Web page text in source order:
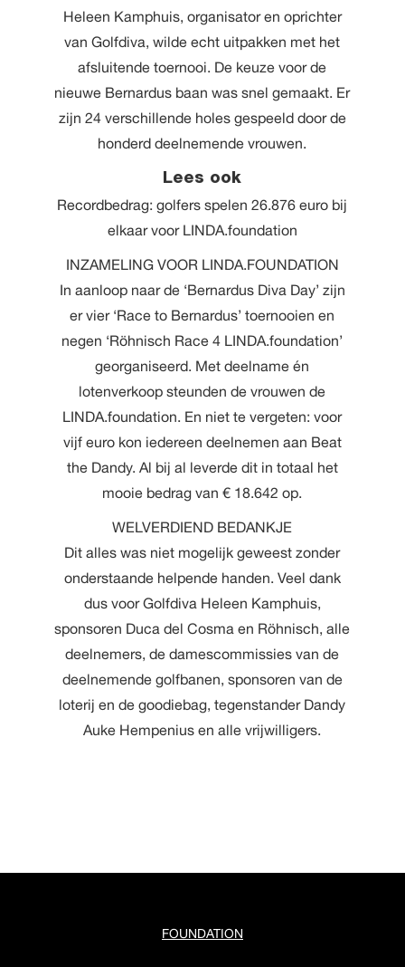
Heleen Kamphuis, organisator en oprichter
van Golfdiva, wilde echt uitpakken met het
afsluitende toernooi. De keuze voor de
nieuwe Bernardus baan was snel gemaakt. Er
zijn 24 verschillende holes gespeeld door de
honderd deelnemende vrouwen.
Lees ook
Recordbedrag: golfers spelen 26.876 euro bij
elkaar voor LINDA.foundation
INZAMELING VOOR LINDA.FOUNDATION
In aanloop naar de ‘Bernardus Diva Day’ zijn
er vier ‘Race to Bernardus’ toernooien en
negen ‘Röhnisch Race 4 LINDA.foundation’
georganiseerd. Met deelname én
lotenverkoop steunden de vrouwen de
LINDA.foundation. En niet te vergeten: voor
vijf euro kon iedereen deelnemen aan Beat
the Dandy. Al bij al leverde dit in totaal het
mooie bedrag van € 18.642 op.
WELVERDIEND BEDANKJE
Dit alles was niet mogelijk geweest zonder
onderstaande helpende handen. Veel dank
dus voor Golfdiva Heleen Kamphuis,
sponsoren Duca del Cosma en Röhnisch, alle
deelnemers, de damescommissies van de
deelnemende golfbanen, sponsoren van de
loterij en de goodiebag, tegenstander Dandy
Auke Hempenius en alle vrijwilligers.
FOUNDATION